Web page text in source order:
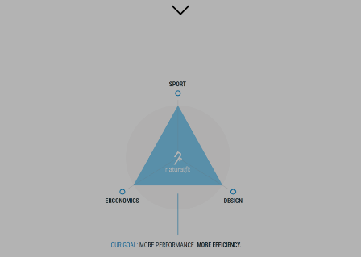
caoutchouc super collant utilisé pour la semelle extérieure. La
une entrée rapide et sécurisée. Avec des perforations pour la
ventilation, une tige en PU pour la durabilité et une zone des
orteils renforcée pour la protection, c'est l'ensemble complet
pour une utilisation en extérieur polyvalente.